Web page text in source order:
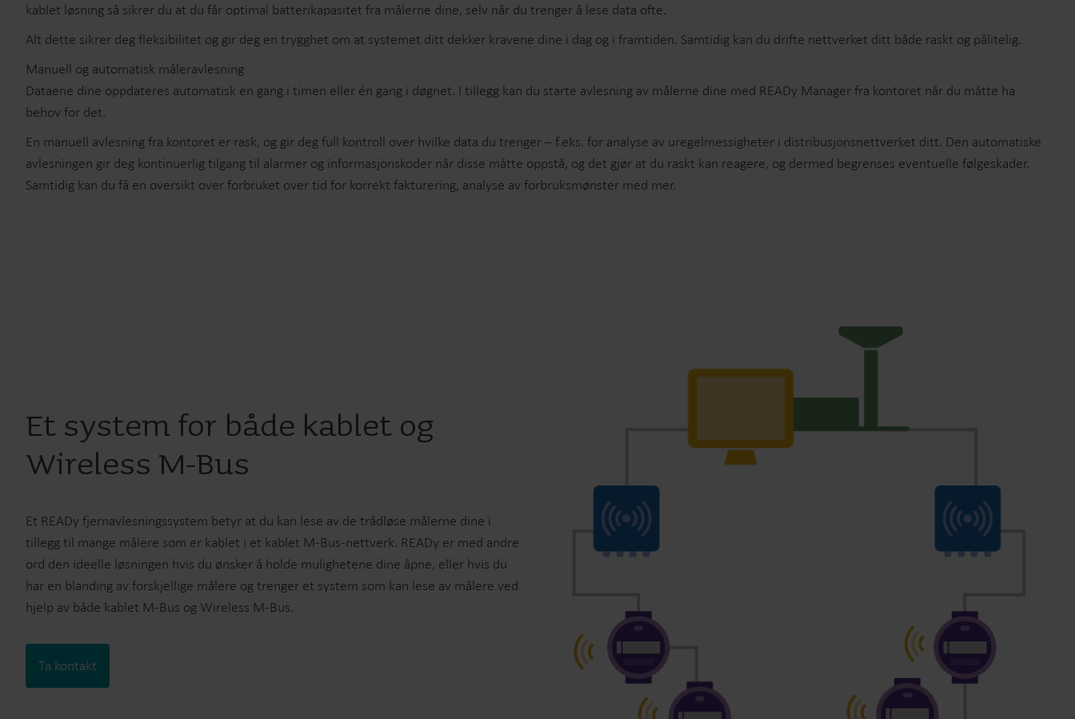
kablet løsning så sikrer du at du får optimal batterikapasitet fra målerne dine, selv når du trenger å lese data ofte.
Alt dette sikrer deg fleksibilitet og gir deg en trygghet om at systemet ditt dekker kravene dine i dag og i framtiden. Samtidig kan du drifte nettverket ditt både raskt og pålitelig.
Manuell og automatisk måleravlesning
Dataene dine oppdateres automatisk en gang i timen eller én gang i døgnet. I tillegg kan du starte avlesning av målerne dine med READy Manager fra kontoret når du måtte ha
behov for det.
En manuell avlesning fra kontoret er rask, og gir deg full kontroll over hvilke data du trenger – f.eks. for analyse av uregelmessigheter i distribusjonsnettverket ditt. Den automatiske
avlesningen gir deg kontinuerlig tilgang til alarmer og informasjonskoder når disse måtte oppstå, og det gjør at du raskt kan reagere, og dermed begrenses eventuelle følgeskader.
Samtidig kan du få en oversikt over forbruket over tid for korrekt fakturering, analyse av forbruksmønster med mer.
Et system for både kablet og
Wireless M-Bus
Et READy fjernavlesningssystem betyr at du kan lese av de trådløse målerne dine i
tillegg til mange målere som er kablet i et kablet M-Bus-nettverk. READy er med andre
ord den ideelle løsningen hvis du ønsker å holde mulighetene dine åpne, eller hvis du
har en blanding av forskjellige målere og trenger et system som kan lese av målere ved
hjelp av både kablet M-Bus og Wireless M-Bus.
Ta kontakt